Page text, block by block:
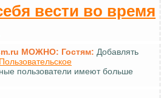
вести во время
МОЖНО: Гостям: Добавлять
Пользовательское
пользователи имеют больше